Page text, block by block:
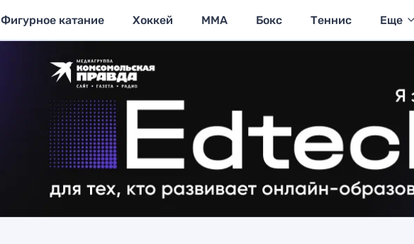
Фигурное катание Хоккей MMA Бокс Теннис Еще